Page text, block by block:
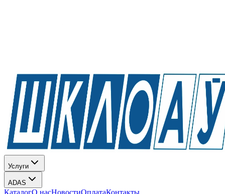
Услуги
ADAS
КаталогО насНовостиОплатаКонтакты